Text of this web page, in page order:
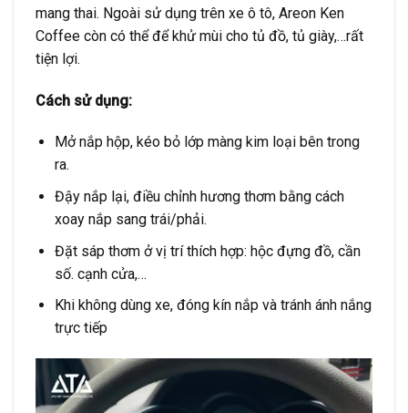
mang thai. Ngoài sử dụng trên xe ô tô, Areon Ken
Coffee còn có thể để khử mùi cho tủ đồ, tủ giày,…rất
tiện lợi.
Cách sử dụng:
Mở nắp hộp, kéo bỏ lớp màng kim loại bên trong
ra.
Đậy nắp lại, điều chỉnh hương thơm bằng cách
xoay nắp sang trái/phải.
Đặt sáp thơm ở vị trí thích hợp: hộc đựng đồ, cần
số. cạnh cửa,…
Khi không dùng xe, đóng kín nắp và tránh ánh nắng
trực tiếp